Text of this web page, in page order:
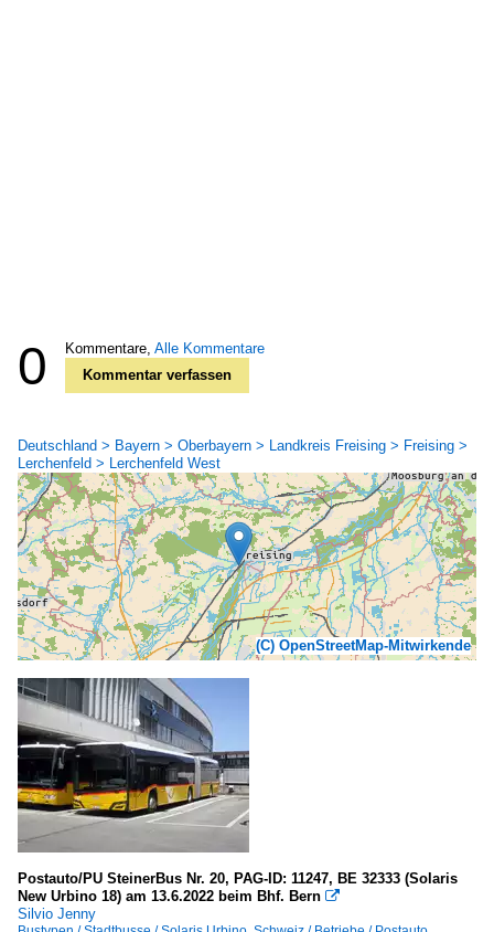
0 Kommentare, Alle Kommentare
Kommentar verfassen
Deutschland > Bayern > Oberbayern > Landkreis Freising > Freising >
Lerchenfeld > Lerchenfeld West
(C) OpenStreetMap-Mitwirkende
Postauto/PU SteinerBus Nr. 20, PAG-ID: 11247, BE 32333 (Solaris
New Urbino 18) am 13.6.2022 beim Bhf. Bern 
Silvio Jenny